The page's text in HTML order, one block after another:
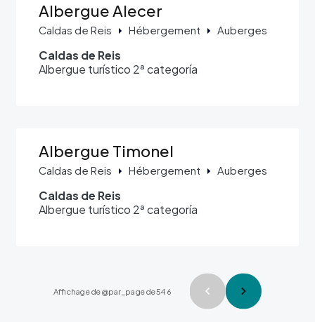
Albergue Alecer
Caldas de Reis Hébergement Auberges
Caldas de Reis
Albergue turístico 2ª categoría
Albergue Timonel
Caldas de Reis Hébergement Auberges
Caldas de Reis
Albergue turístico 2ª categoría
Affichage de @par_page de 546
Pagination
PagePage